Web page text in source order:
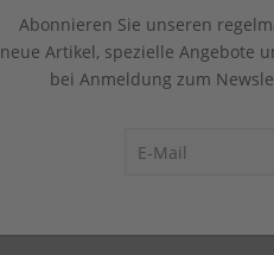
Abonnieren Sie unseren
neue Artikel, spezielle Angebote
bei Anmeldung zum